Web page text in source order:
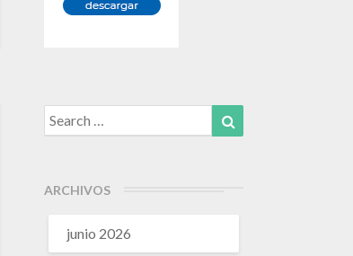
Search
for:
ARCHIVOS
junio 2026